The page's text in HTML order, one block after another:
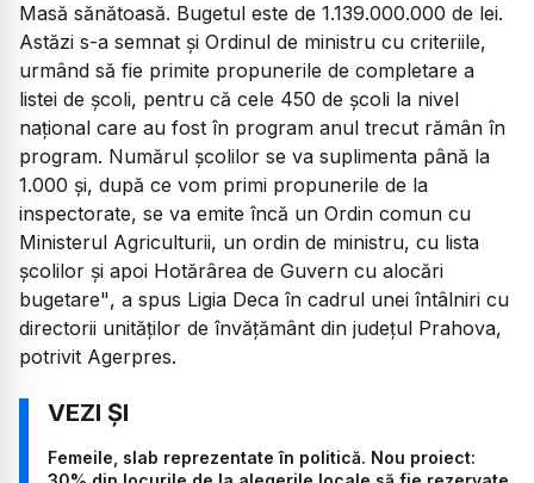
Masă sănătoasă. Bugetul este de 1.139.000.000 de lei.
Astăzi s-a semnat şi Ordinul de ministru cu criteriile,
urmând să fie primite propunerile de completare a
listei de şcoli, pentru că cele 450 de şcoli la nivel
naţional care au fost în program anul trecut rămân în
program. Numărul şcolilor se va suplimenta până la
1.000 şi, după ce vom primi propunerile de la
inspectorate, se va emite încă un Ordin comun cu
Ministerul Agriculturii, un ordin de ministru, cu lista
şcolilor şi apoi Hotărârea de Guvern cu alocări
bugetare", a spus Ligia Deca în cadrul unei întâlniri cu
directorii unităţilor de învăţământ din judeţul Prahova,
potrivit Agerpres.
Femeile, slab reprezentate în politică. Nou proiect: